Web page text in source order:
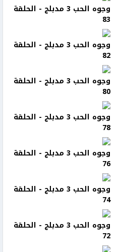
وجوه الحب 3 مدبلج - الحلقة
83
وجوه الحب 3 مدبلج - الحلقة
82
وجوه الحب 3 مدبلج - الحلقة
80
وجوه الحب 3 مدبلج - الحلقة
78
وجوه الحب 3 مدبلج - الحلقة
76
وجوه الحب 3 مدبلج - الحلقة
74
وجوه الحب 3 مدبلج - الحلقة
72